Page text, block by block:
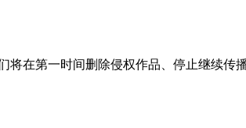
在第一时间删除侵权作品、停止继续传播